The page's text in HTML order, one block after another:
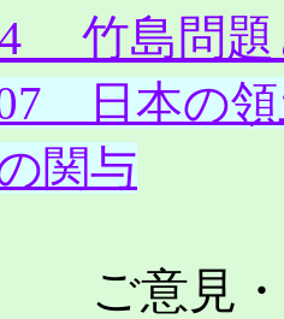
竹島問題
日本の領
関与
・